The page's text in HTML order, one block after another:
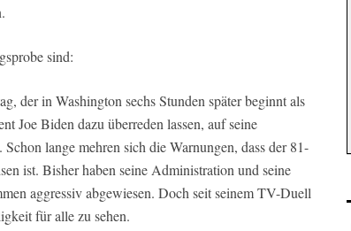
sind:
der in Washington sechs Stunden später beginnt als
Joe Biden dazu überreden lassen, auf seine
lange mehren sich die Warnungen, dass der 81-
ist. Bisher haben seine Administration und seine
aggressiv abgewiesen. Doch seit seinem TV-Duell
für alle zu sehen.